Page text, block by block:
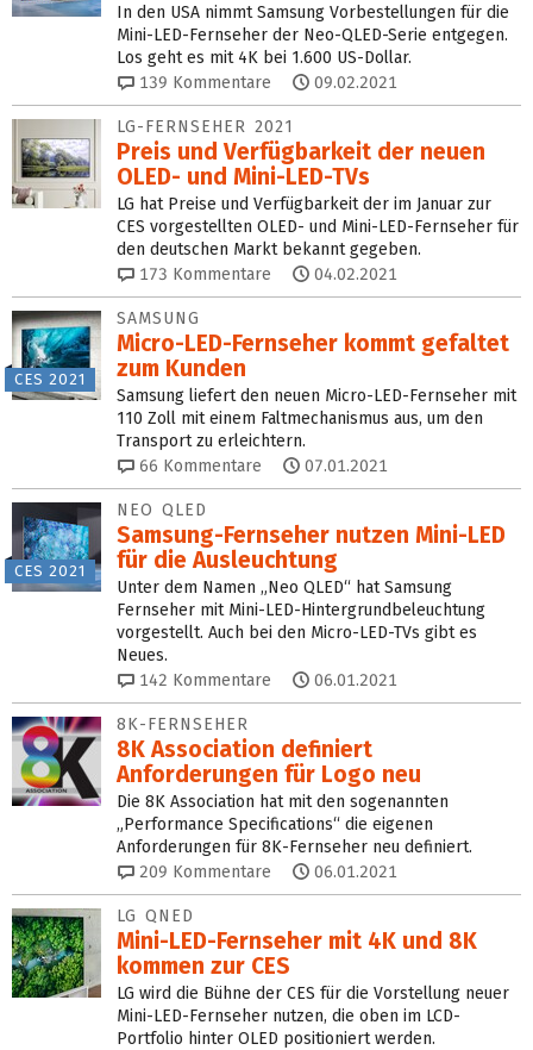
In den USA nimmt Samsung Vorbestellungen für die
Mini-LED-Fernseher der Neo-QLED-Serie entgegen.
Los geht es mit 4K bei 1.600 US-Dollar.
139 Kommentare 09.02.2021
LG-FERNSEHER 2021
Preis und Verfügbarkeit der neuen
OLED- und Mini-LED-TVs
LG hat Preise und Verfügbarkeit der im Januar zur
CES vorgestellten OLED- und Mini-LED-Fernseher für
den deutschen Markt bekannt gegeben.
173 Kommentare 04.02.2021
CES 2021
SAMSUNG
Micro-LED-Fernseher kommt gefaltet
zum Kunden
Samsung liefert den neuen Micro-LED-Fernseher mit
110 Zoll mit einem Faltmechanismus aus, um den
Transport zu erleichtern.
66 Kommentare 07.01.2021
CES 2021
NEO QLED
Samsung-Fernseher nutzen Mini-LED
für die Ausleuchtung
Unter dem Namen „Neo QLED“ hat Samsung
Fernseher mit Mini-LED-Hintergrundbeleuchtung
vorgestellt. Auch bei den Micro-LED-TVs gibt es
Neues.
142 Kommentare 06.01.2021
8K-FERNSEHER
8K Association definiert
Anforderungen für Logo neu
Die 8K Association hat mit den sogenannten
„Performance Specifications“ die eigenen
Anforderungen für 8K-Fernseher neu definiert.
209 Kommentare 06.01.2021
LG QNED
Mini-LED-Fernseher mit 4K und 8K
kommen zur CES
LG wird die Bühne der CES für die Vorstellung neuer
Mini-LED-Fernseher nutzen, die oben im LCD-
Portfolio hinter OLED positioniert werden.